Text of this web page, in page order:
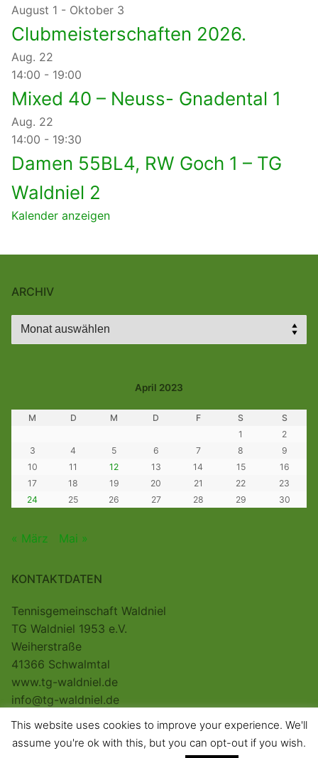
August 1 - Oktober 3
Clubmeisterschaften 2026.
Aug. 22
14:00 - 19:00
Mixed 40 – Neuss- Gnadental 1
Aug. 22
14:00 - 19:30
Damen 55BL4, RW Goch 1 – TG
Waldniel 2
Kalender anzeigen
ARCHIV
Archiv
April 2023
M D M D F S
S
1
2
3
4 5 6 7 8
9
10
11 12 13 14 15
16
17
18 19 20 21 22
23
24
25 26 27 28 29 30
« März Mai »
KONTAKTDATEN
Tennisgemeinschaft Waldniel
TG Waldniel 1953 e.V.
Weiherstraße
41366 Schwalmtal
www.tg-waldniel.de
info@tg-waldniel.de
This website uses cookies to improve your experience. We'll
assume you're ok with this, but you can opt-out if you wish.